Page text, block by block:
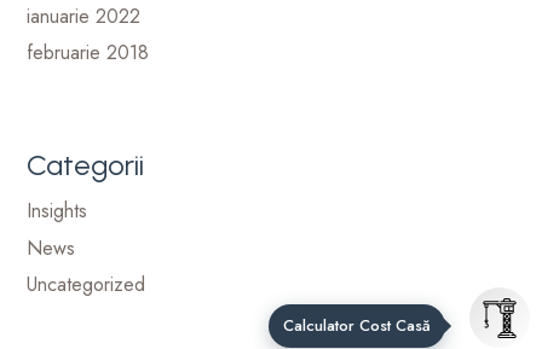
ianuarie 2022
februarie 2018
Categorii
Insights
News
Uncategorized
Calculator Cost Casă